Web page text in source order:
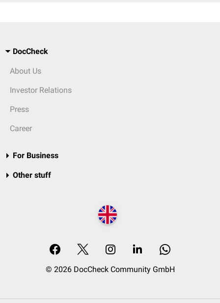
DocCheck
About Us
Investor Relations
Press
Career
For Business
Other stuff
© 2026 DocCheck Community GmbH